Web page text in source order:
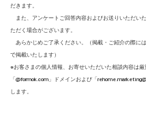
だきます。
また、アンケートご回答内容およびお送りいただい
ただく場合がございます。
あらかじめご了承ください。（掲載・ご紹介の際に
で掲載いたします）
※お客さまの個人情報、お寄せいただいた相談内容は
「@formok.com」ドメインおよび「
します。